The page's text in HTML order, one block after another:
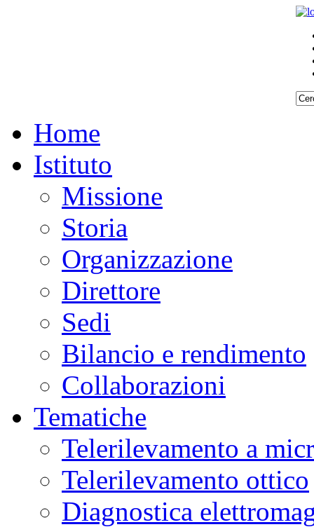
Home
Istituto
Missione
Storia
Organizzazione
Direttore
Sedi
Bilancio e rendimento
Collaborazioni
Tematiche
Telerilevamento a
Telerilevamento ottico
Diagnostica